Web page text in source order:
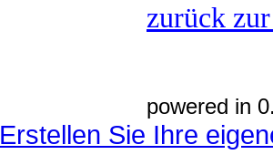
zurück
powered in
Erstellen Sie Ihre